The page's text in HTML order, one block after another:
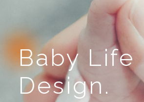
Baby Life
Design.